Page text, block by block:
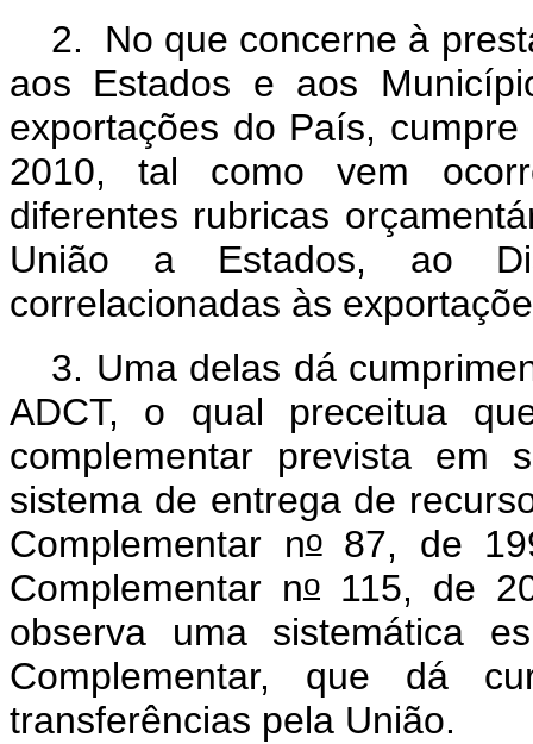
2. No que concerne à
aos Estados e aos
exportações do País,
2010, tal como vem
diferentes rubricas
União a Estados, ao
correlacionadas às
3. Uma delas dá
ADCT, o qual preceitua
complementar prevista em
sistema de entrega de
Complementar no87, de
Complementar no
115, de
observa uma sistemática
Complementar, que dá
transferências pela União.